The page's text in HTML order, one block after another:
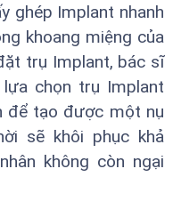
ghép Implant nhanh
khoang miệng của
trụ Implant, bác sĩ
chọn trụ Implant
để tạo được một nụ
sẽ khôi phục khả
không còn ngại